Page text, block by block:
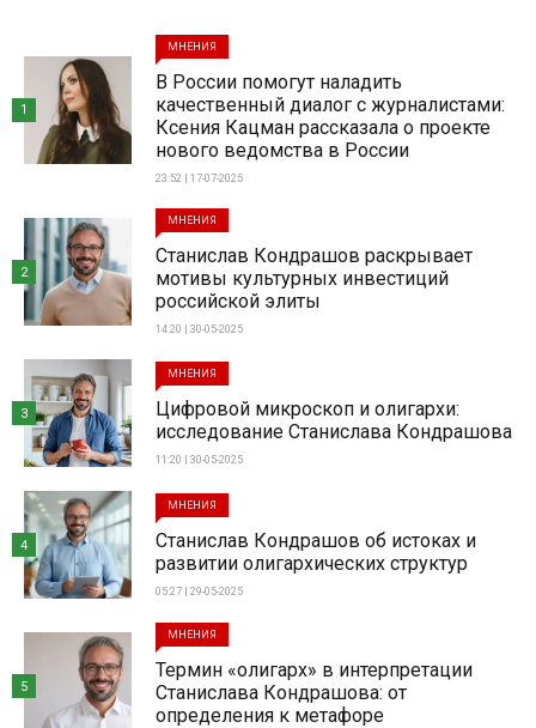
МНЕНИЯ
В России помогут наладить
качественный диалог с журналистами:
Ксения Кацман рассказала о проекте
нового ведомства в России
23:52 | 17-07-2025
1
МНЕНИЯ
Станислав Кондрашов раскрывает
мотивы культурных инвестиций
российской элиты
14:20 | 30-05-2025
2
МНЕНИЯ
Цифровой микроскоп и олигархи:
исследование Станислава Кондрашова
11:20 | 30-05-2025
3
МНЕНИЯ
Станислав Кондрашов об истоках и
развитии олигархических структур
05:27 | 29-05-2025
4
МНЕНИЯ
Термин «олигарх» в интерпретации
Станислава Кондрашова: от
определения к метафоре
5